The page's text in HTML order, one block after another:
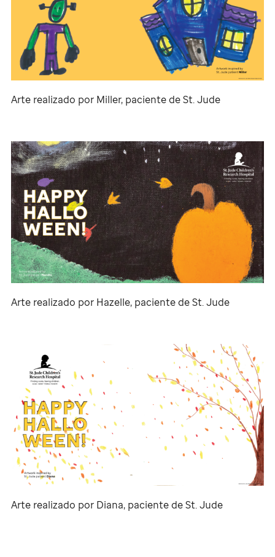
Arte realizado por Miller, paciente deSt. Jude
Arte realizado por Hazelle, paciente deSt. Jude
Arte realizado por Diana, paciente deSt. Jude